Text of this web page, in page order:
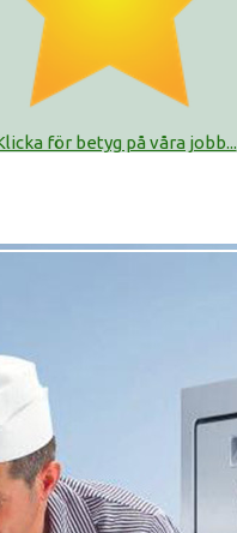
för betyg på våra jobb...